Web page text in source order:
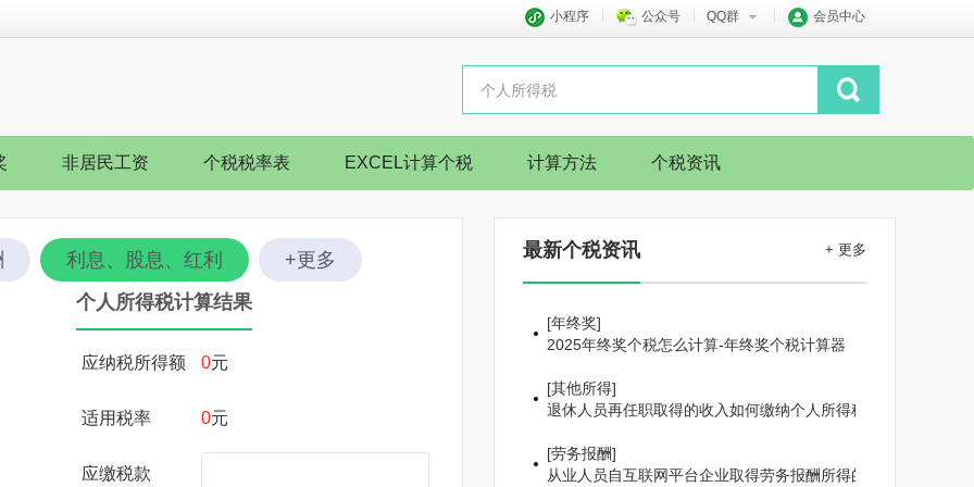
小程序 公众号 QQ群 会员中心
非居民工资 个税税率表 EXCEL计算个税 计算方法 个税资讯
利息、股息、红利
+更多
个人所得税计算结果
应纳税所得额 0元
适用税率 0元
应缴税款
最新个税资讯 + 更多
[年终奖]
2025年终奖个税怎么计算-年终奖个税计算器
[其他所得]
退休人员再任职取得的收入如何缴纳个人所得税
[劳务报酬]
从业人员自互联网平台企业取得劳务报酬所得的个人所得税预